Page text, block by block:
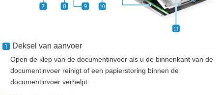
Deksel van aanvoer
Open de klep van de documentinvoer als u de binnenkant van de
documentinvoer reinigt of een papierstoring binnen de
documentinvoer verhelpt.